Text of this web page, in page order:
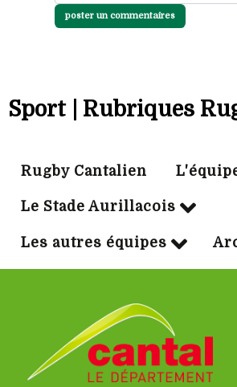
poster un commentaires
Sport | Rubriques
Rugby Cantalien
Le Stade Aurillacois
Les autres équipes